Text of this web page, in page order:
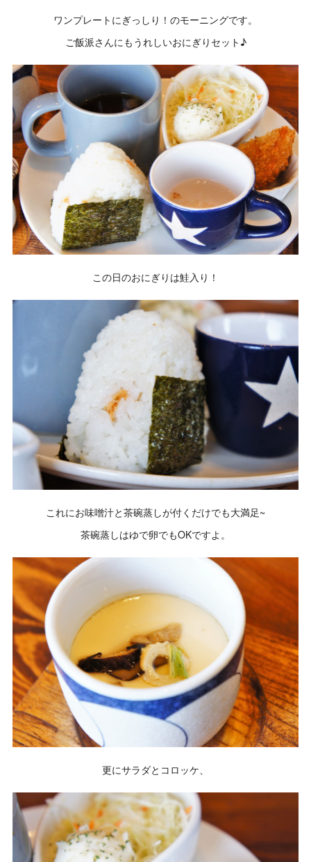
ワンプレートにぎっしり！のモーニングです。
ご飯派さんにもうれしいおにぎりセット♪
この日のおにぎりは鮭入り！
これにお味噌汁と茶碗蒸しが付くだけでも大満足~
茶碗蒸しはゆで卵でもOKですよ。
更にサラダとコロッケ、